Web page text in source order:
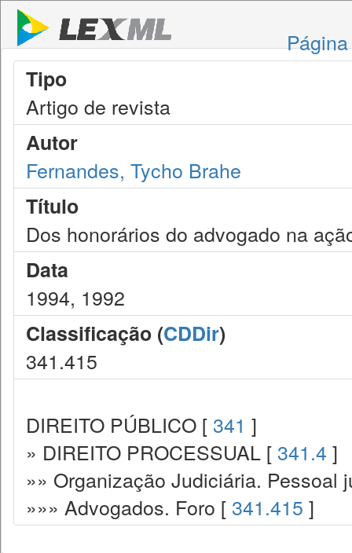
Tipo
Artigo de revista
Autor
Fernandes, Tycho Brahe
Título
Dos honorários do advogado na
Data
1994, 1992
Classificação (CDDir)
341.415
DIREITO PÚBLICO [ 341 ]
» DIREITO PROCESSUAL [ 341.4 ]
»» Organização Judiciária. Pessoal
»»» Advogados. Foro [ 341.415 ]